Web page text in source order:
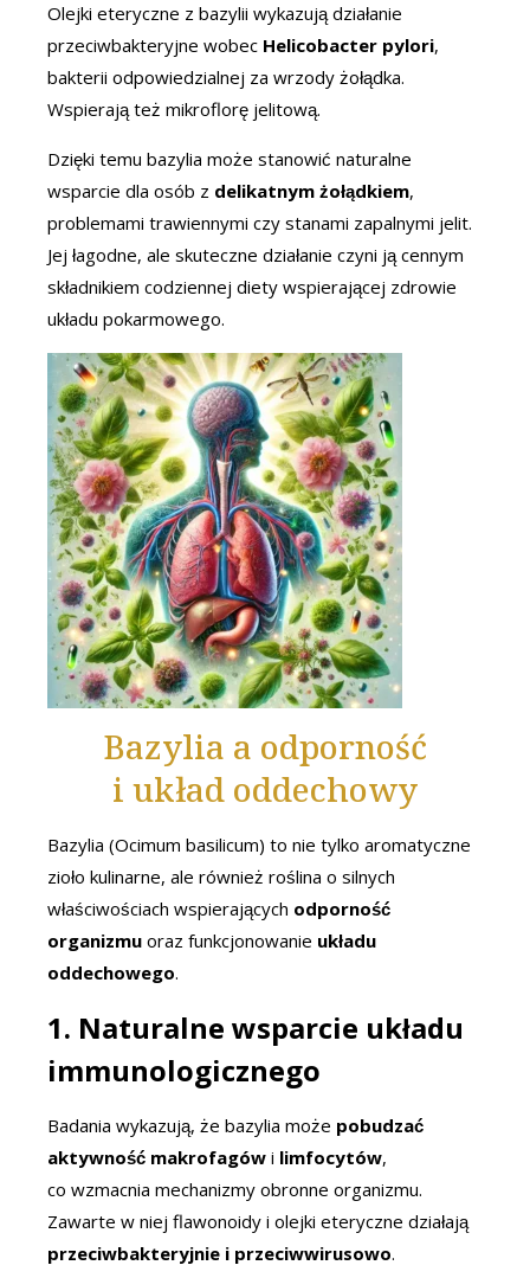
Olejki eteryczne z bazylii wykazują działanie
przeciwbakteryjne wobec Helicobacter pylori,
bakterii odpowiedzialnej za wrzody żołądka.
Wspierają też mikroflorę jelitową.
Dzięki temu bazylia może stanowić naturalne
wsparcie dla osób z delikatnym żołądkiem,
problemami trawiennymi czy stanami zapalnymi jelit.
Jej łagodne, ale skuteczne działanie czyni ją cennym
składnikiem codziennej diety wspierającej zdrowie
układu pokarmowego.
Bazylia a odporność
i układ oddechowy
Bazylia (Ocimum basilicum) to nie tylko aromatyczne
zioło kulinarne, ale również roślina o silnych
właściwościach wspierających odporność
organizmu oraz funkcjonowanie układu
oddechowego.
1. Naturalne wsparcie układu
immunologicznego
Badania wykazują, że bazylia może pobudzać
aktywność makrofagów i limfocytów,
co wzmacnia mechanizmy obronne organizmu.
Zawarte w niej flawonoidy i olejki eteryczne działają
przeciwbakteryjnie i przeciwwirusowo.